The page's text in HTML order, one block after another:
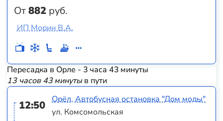
От882 руб.
ИП Морин В.А.
Пересадка в Орле - 3 часа 43 минуты
13 часов 43 минутыв пути
12:50
Орёл, Автобусная остановка "Дом моды"
ул. Комсомольская